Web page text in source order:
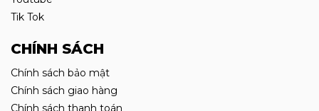
Tik Tok
CHÍNH SÁCH
Chính sách bảo mật
Chính sách giao hàng
Chính sách thanh toán